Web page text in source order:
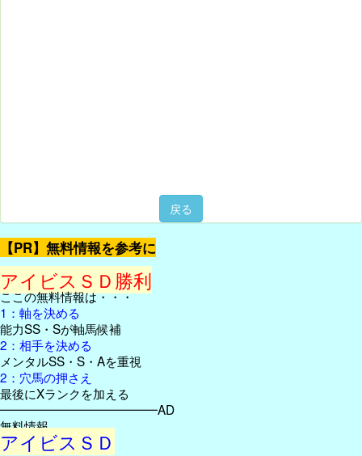
戻る
【PR】無料情報を参考に
アイビスＳＤ勝利
ここの無料情報は・・・
1：軸を決める
能力SS・Sが軸馬候補
2：相手を決める
メンタルSS・S・Aを重視
2：穴馬の押さえ
最後にXランクを加える
━━━━━━━━━━━━━AD
無料情報
アイビスＳＤ